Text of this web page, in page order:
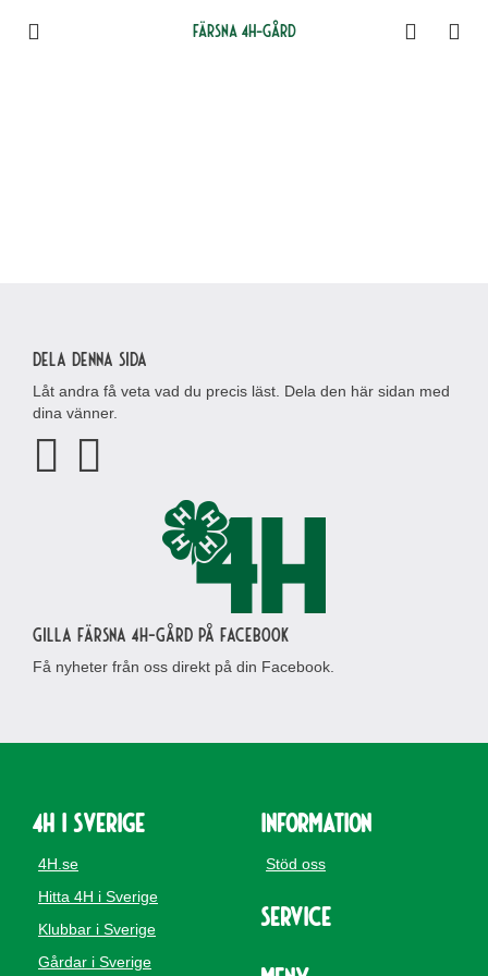
Färsna 4H-gård
Dela denna sida
Låt andra få veta vad du precis läst. Dela den här sidan med
dina vänner.
Gilla Färsna 4H-gård på Facebook
Få nyheter från oss direkt på din Facebook.
4H i Sverige
4H.se
Hitta 4H i Sverige
Klubbar i Sverige
Gårdar i Sverige
Information
Stöd oss
Service